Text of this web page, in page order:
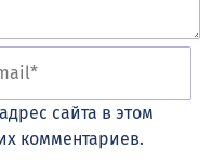
сайта в этом
комментариев.